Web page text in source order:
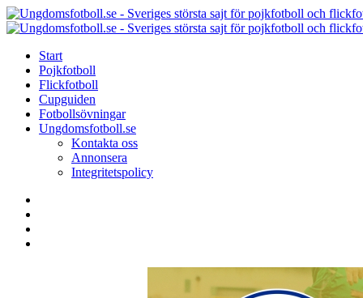
Menu
Search
Menu
Start
Pojkfotboll
Flickfotboll
Cupguiden
Fotbollsövningar
Ungdomsfotboll.se
Kontakta oss
Annonsera
Integritetspolicy